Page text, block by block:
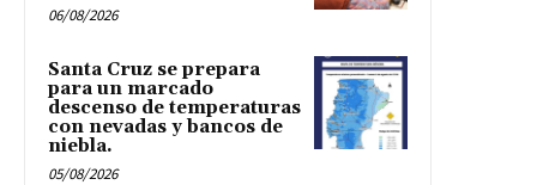
06/08/2026
Santa Cruz se prepara
para un marcado
descenso de temperaturas
con nevadas y bancos de
niebla.
05/08/2026